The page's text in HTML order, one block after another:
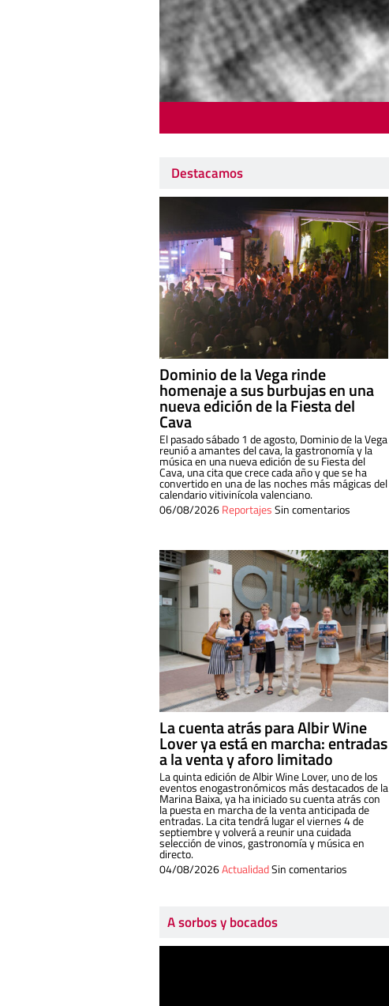
Destacamos
Dominio de la Vega rinde
homenaje a sus burbujas en una
nueva edición de la Fiesta del
Cava
El pasado sábado 1 de agosto, Dominio de la Vega
reunió a amantes del cava, la gastronomía y la
música en una nueva edición de su Fiesta del
Cava, una cita que crece cada año y que se ha
convertido en una de las noches más mágicas del
calendario vitivinícola valenciano.
06/08/2026ReportajesSin comentarios
La cuenta atrás para Albir Wine
Lover ya está en marcha: entradas
a la venta y aforo limitado
La quinta edición de Albir Wine Lover, uno de los
eventos enogastronómicos más destacados de la
Marina Baixa, ya ha iniciado su cuenta atrás con
la puesta en marcha de la venta anticipada de
entradas. La cita tendrá lugar el viernes 4 de
septiembre y volverá a reunir una cuidada
selección de vinos, gastronomía y música en
directo.
04/08/2026ActualidadSin comentarios
A sorbos y bocados